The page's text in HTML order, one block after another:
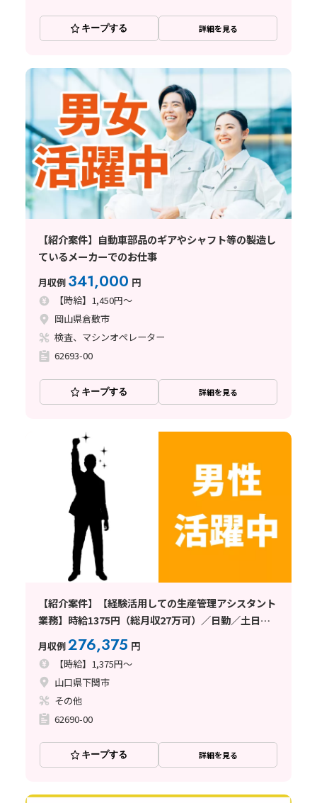
キープする 詳細を見る
【紹介案件】自動車部品のギアやシャフト等の製造し
ているメーカーでのお仕事
月収例 341,000 円
【時給】1,450円～
岡山県倉敷市
検査、マシンオペレーター
62693-00
キープする 詳細を見る
【紹介案件】【経験活用しての生産管理アシスタント
業務】時給1375円（総月収27万可）／日勤／土日祝
休／寮手配中
月収例276,375 円
【時給】1,375円～
山口県下関市
その他
62690-00
キープする 詳細を見る